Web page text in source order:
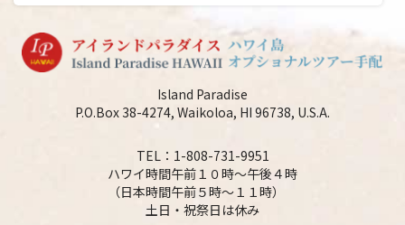
Island Paradise
P.O.Box 38-4274, Waikoloa, HI 96738, U.S.A.
TEL：1-808-731-9951
ハワイ時間午前１０時～午後４時
（日本時間午前５時～１１時）
土日・祝祭日は休み